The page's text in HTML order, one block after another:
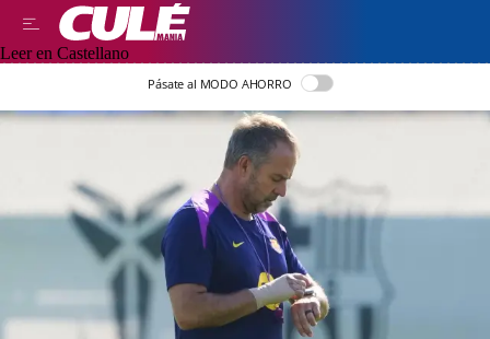
Leer en Castellano
Pásate al MODO AHORRO